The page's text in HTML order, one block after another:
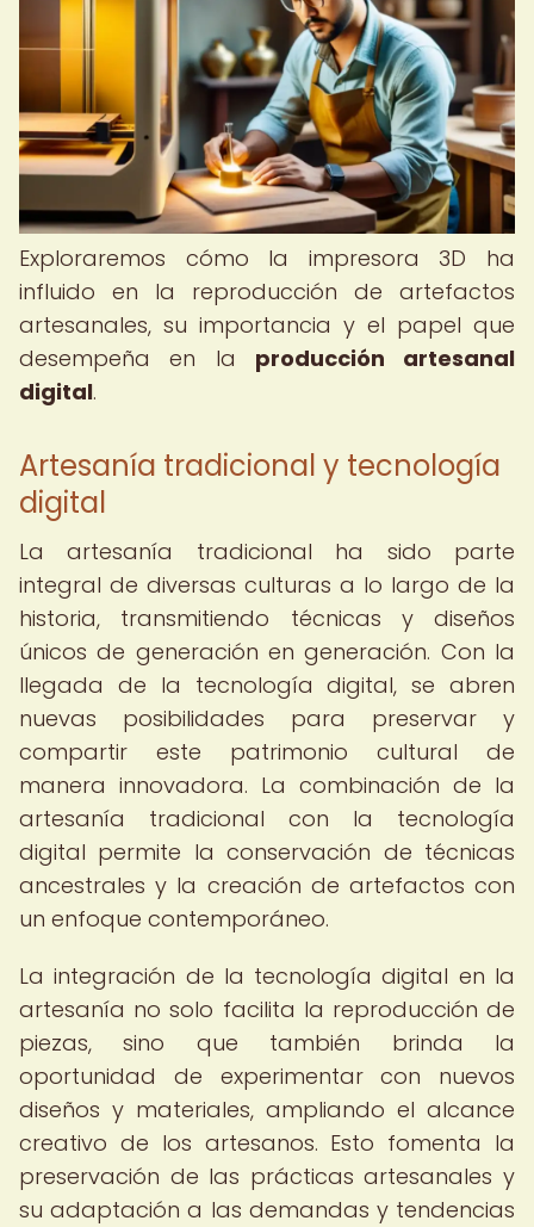
Exploraremos cómo la impresora 3D ha
influido en la reproducción de artefactos
artesanales, su importancia y el papel que
desempeña en la producción artesanal
digital.
Artesanía tradicional y tecnología
digital
La artesanía tradicional ha sido parte
integral de diversas culturas a lo largo de la
historia, transmitiendo técnicas y diseños
únicos de generación en generación. Con la
llegada de la tecnología digital, se abren
nuevas posibilidades para preservar y
compartir este patrimonio cultural de
manera innovadora. La combinación de la
artesanía tradicional con la tecnología
digital permite la conservación de técnicas
ancestrales y la creación de artefactos con
un enfoque contemporáneo.
La integración de la tecnología digital en la
artesanía no solo facilita la reproducción de
piezas, sino que también brinda la
oportunidad de experimentar con nuevos
diseños y materiales, ampliando el alcance
creativo de los artesanos. Esto fomenta la
preservación de las prácticas artesanales y
su adaptación a las demandas y tendencias